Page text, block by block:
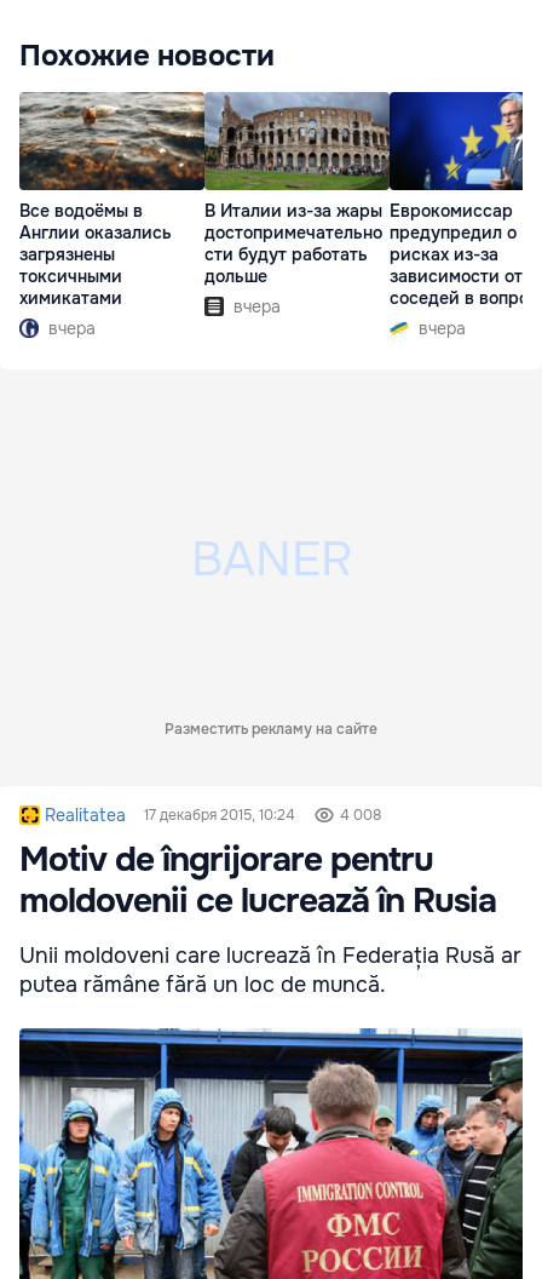
Похожие новости
Все водоёмы в
Англии оказались
загрязнены
токсичными
химикатами
вчера
В Италии из-за жары
достопримечательно
сти будут работать
дольше
вчера
Еврокомиссар
предупредил о
рисках из-за
зависимости от
соседей в
границ
вчера
Разместить рекламу на сайте
Realitatea 17 декабря 2015, 10:24 4 008
Motiv de îngrijorare pentru
moldovenii ce lucrează în Rusia
Unii moldoveni care lucrează în Federația Rusă ar
putea rămâne fără un loc de muncă.